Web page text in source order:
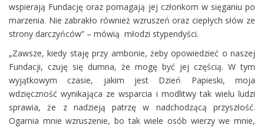
wspierają Fundację oraz pomagają jej członkom w sięganiu po
marzenia. Nie zabrakło również wzruszeń oraz ciepłych słów ze
strony darczyńców” – mówią młodzi stypendyści.
„Zawsze, kiedy staję przy ambonie, żeby opowiedzieć o naszej
Fundacji, czuję się dumna, że mogę być jej częścią. W tym
wyjątkowym czasie, jakim jest Dzień Papieski, moja
wdzięczność wynikająca ze wsparcia i modlitwy tak wielu ludzi
sprawia, że z nadzieją patrzę w nadchodzącą przyszłość.
Ogarnia mnie wzruszenie, bo tak wiele osób wierzy we mnie,